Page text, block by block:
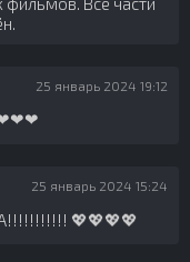
25 январь 2024 19:12
25 январь 2024 15:24
💖💖💖💖